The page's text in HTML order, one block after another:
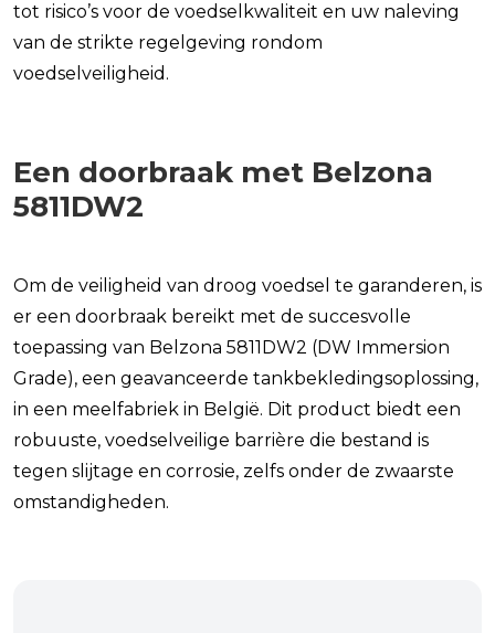
tot risico’s voor de voedselkwaliteit en uw naleving
van de strikte regelgeving rondom
voedselveiligheid.
Een doorbraak met Belzona
5811DW2
Om de veiligheid van droog voedsel te garanderen, is
er een doorbraak bereikt met de succesvolle
toepassing van Belzona 5811DW2 (DW Immersion
Grade), een geavanceerde tankbekledingsoplossing,
in een meelfabriek in België. Dit product biedt een
robuuste, voedselveilige barrière die bestand is
tegen slijtage en corrosie, zelfs onder de zwaarste
omstandigheden.